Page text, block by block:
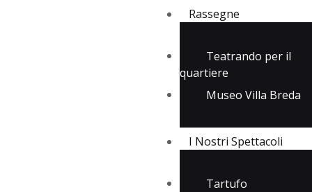
Rassegne
Teatrando per il
quartiere
Museo Villa Breda
I Nostri Spettacoli
Tartufo
I Nostri Spettacoli